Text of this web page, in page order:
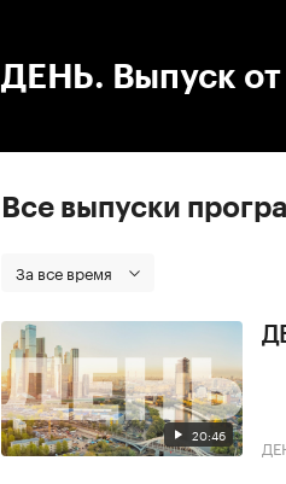
ДЕНЬ. Выпуск
Все выпуски
За все время
20:46